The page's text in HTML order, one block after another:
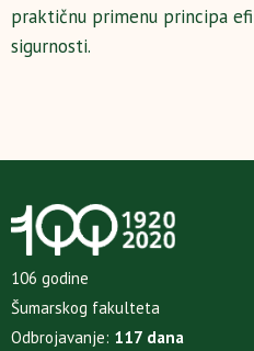
praktičnu primenu principa
sigurnosti.
106 godine
Šumarskog fakulteta
Odbrojavanje: 117 dana